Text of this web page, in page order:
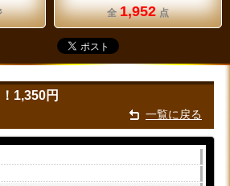
全 1,952 点
1,350円
一覧に戻る